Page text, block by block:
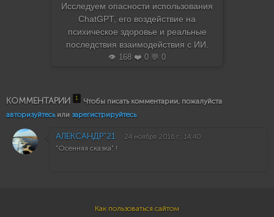
Исследуем опасности использования
ChatGPT, его воздействие на
психическое здоровье и реальные
последствия взаимодействия с ИИ.
👁️ 168 ❤️ 0 💬 0
КОММЕНТАРИИ 1
Чтобы писать комментарии, пожалуйста
авторизуйтесьили зарегистрируйтесь
АЛЕКСАНДР"21 24 ноября 2016 г., 14:40
"Осенняя сказка" !
Как пользоваться сайтом